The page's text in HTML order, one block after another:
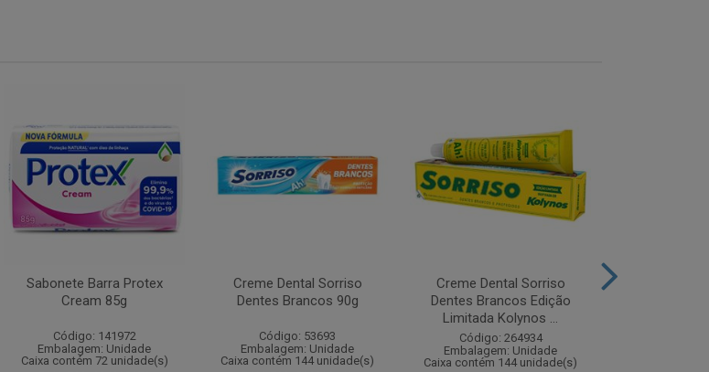
Sabonete Barra Protex
Cream 85g
Código: 141972
Embalagem: Unidade
Caixa contém 72 unidade(s)
Creme Dental Sorriso
Dentes Brancos 90g
Código: 53693
Embalagem: Unidade
Caixa contém 144 unidade(s)
Creme Dental Sorriso
Dentes Brancos Edição
Limitada Kolynos ...
Código: 264934
Embalagem: Unidade
Caixa contém 144 unidade(s)